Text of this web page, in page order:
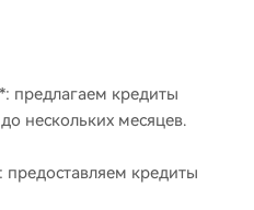
предлагаем кредиты
нескольких месяцев.
кредиты